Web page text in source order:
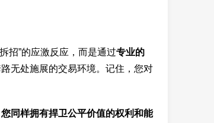
招”的应激反应，而是通过专业的
无处施展的交易环境。记住，您对
同样拥有捍卫公平价值的权利和能